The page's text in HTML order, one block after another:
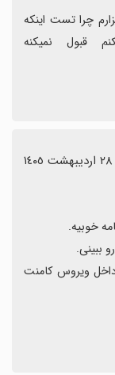
یا مشکلات
به بهبود و
ویورس گزینهٔ
محدودیت‌های
٢٨ اردیبهشت ١٤٠٥